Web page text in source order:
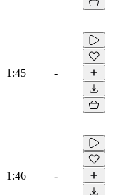
1:45 -
1:46 -